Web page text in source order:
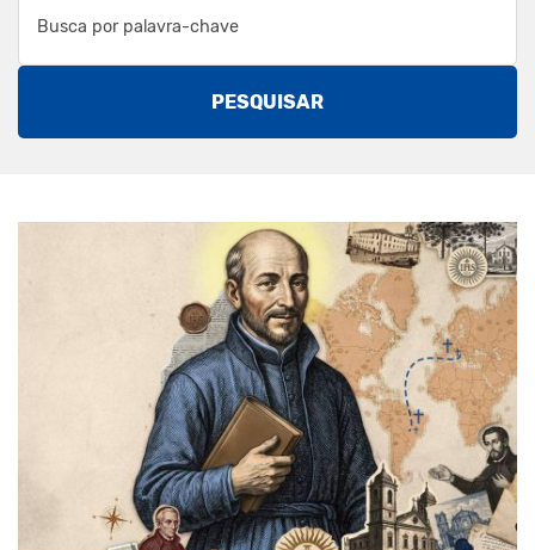
PESQUISAR